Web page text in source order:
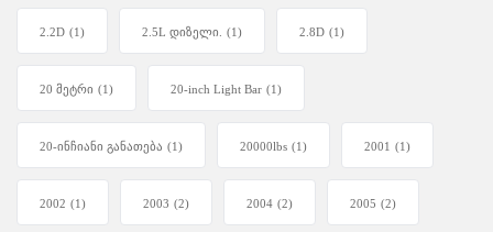
2.2D (1) 2.5L დიზელი. (1) 2.8D (1)
20 მეტრი (1) 20-inch Light Bar (1)
20-ინჩიანი განათება (1) 20000lbs (1) 2001 (1)
2002 (1) 2003 (2) 2004 (2) 2005 (2)